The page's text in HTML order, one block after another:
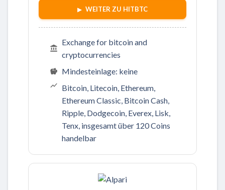
WEITER ZU HITBTC
Exchange for bitcoin and
cryptocurrencies
Mindesteinlage: keine
Bitcoin, Litecoin, Ethereum,
Ethereum Classic, Bitcoin Cash,
Ripple, Dodgecoin, Everex, Lisk,
Tenx, insgesamt über 120 Coins
handelbar